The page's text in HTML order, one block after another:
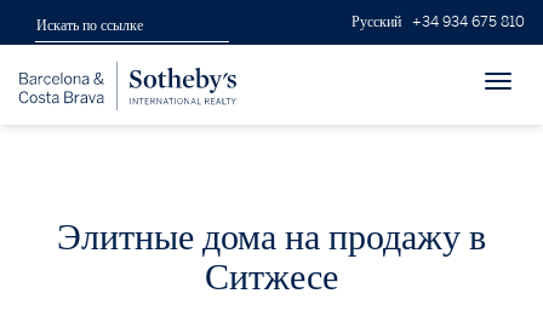
Русский +34 934 675 810
Элитные дома на продажу в
Ситжесе